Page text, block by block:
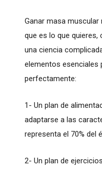
Ganar masa muscular
que es lo que
una ciencia
elementos esenciales
perfectamente:
1- Un plan de
adaptarse a las
representa el 70% del
2- Un plan de